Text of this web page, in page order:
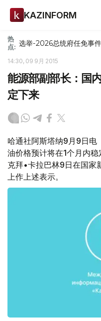
KAZINFORM
热
点: 选举-2026总统府任免事件
14:30, 09 9月 2015
能源部副部长：国
定下来
哈通社阿斯塔纳9月9日电
油价格预计将在1个月内
克拜•卡拉巴林9日在国家
上作上述表示。